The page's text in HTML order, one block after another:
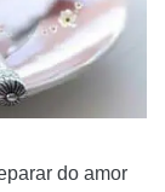
do amor